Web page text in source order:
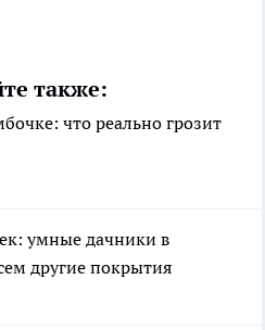
также:
что реально грозит
умные дачники в
другие покрытия